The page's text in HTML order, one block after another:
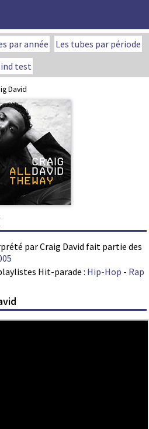
par année
Les tubes par période
test
David
par Craig David fait partie des
Hit-parade : Hip-Hop - Rap